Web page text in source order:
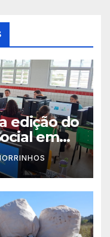
edição do
em
serviços